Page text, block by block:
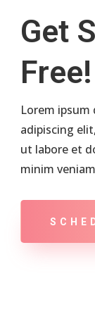
Get
Free!
Lorem
adipiscing
ut labore et
minim